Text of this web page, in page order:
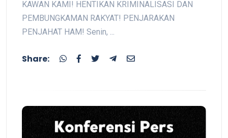
KAWAN KAMI! HENTIKAN KRIMINALISASI DAN
PEMBUNGKAMAN RAKYAT! PENJARAKAN
PENJAHAT HAM! Senin, ...
Share: